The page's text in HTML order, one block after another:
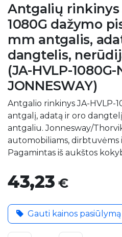
Antgalių rinkinys
1080G dažymo
mm antgalis,
dangtelis,
(JA-HVLP-1080G-
JONNESWAY)
Antgalio rinkinys JA-HVLP-
antgalį, adatą ir oro
antgaliu. Jonnesway/
automobiliams, dirbtuvėms
Pagamintas iš aukštos
43,23 €
Gauti kainos pasiūlymą